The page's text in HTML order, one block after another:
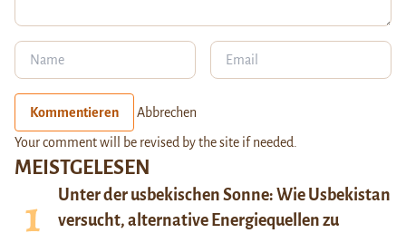
MEISTGELESEN
Unter der usbekischen Sonne: Wie Usbekistan
versucht, alternative Energiequellen zu
Kommentieren Abbrechen
Your comment will be revised by the site if needed.